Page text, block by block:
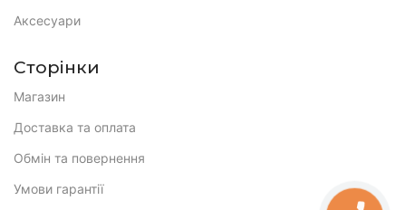
Аксесуари
Сторінки
Магазин
Доставка та оплата
Обмін та повернення
Умови гарантії